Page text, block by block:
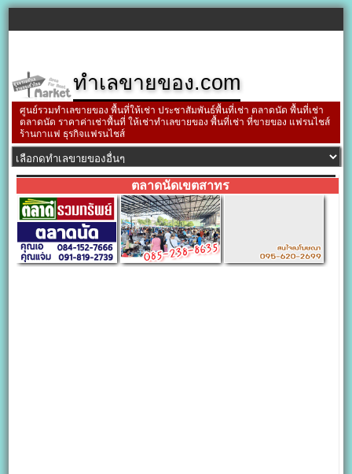
ทำเลขายของ.com
ศูนย์รวมทำเลขายของ พื้นที่ให้เช่า ประชาสัมพันธ์พื้นที่เช่า ตลาดนัด พื้นที่เช่า
ตลาดนัด ราคาค่าเช่าพื้นที่ ให้เช่าทำเลขายของ พื้นที่เช่า ที่ขายของ แฟรนไชส์
ร้านกาแฟ ธุรกิจแฟรนไชส์
ตลาดนัดเขตสาทร